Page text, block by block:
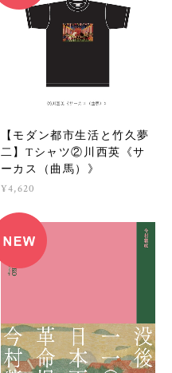
【モダン都市生活と竹久夢
二】Tシャツ②川西英《サ
ーカス（曲馬）》
¥4,620